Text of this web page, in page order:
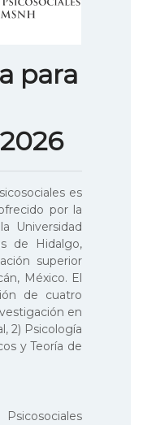
para
es
por la
Universidad
de Hidalgo,
superior
México. El
de cuatro
en
2) Psicología
y Teoría de